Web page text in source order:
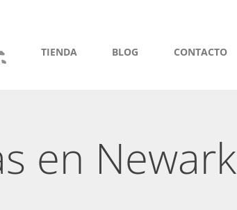
TIENDA BLOG CONTACTO
en Newark